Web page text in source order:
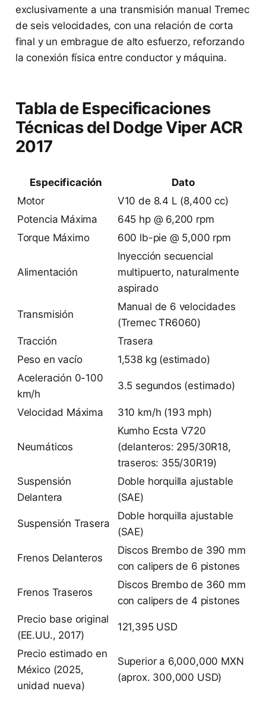
exclusivamente a una transmisión manual Tremec
de seis velocidades, con una relación de corta
final y un embrague de alto esfuerzo, reforzando
la conexión física entre conductor y máquina.
Tabla de Especificaciones
Técnicas del Dodge Viper ACR
2017
Especificación
Dato
Motor
V10 de 8.4 L (8,400 cc)
Potencia Máxima
645 hp @ 6,200 rpm
Torque Máximo
600 lb-pie @ 5,000 rpm
Alimentación
Inyección secuencial
multipuerto, naturalmente
aspirado
Transmisión
Manual de 6 velocidades
(Tremec TR6060)
Tracción
Trasera
Peso en vacío
1,538 kg (estimado)
Aceleración 0-100
km/h
3.5 segundos (estimado)
Velocidad Máxima 310 km/h (193 mph)
Neumáticos
Kumho Ecsta V720
(delanteros: 295/30R18,
traseros: 355/30R19)
Suspensión
Delantera
Doble horquilla ajustable
(SAE)
Suspensión Trasera
Doble horquilla ajustable
(SAE)
Frenos Delanteros
Discos Brembo de 390 mm
con calipers de 6 pistones
Frenos Traseros
Discos Brembo de 360 mm
con calipers de 4 pistones
Precio base original
(EE.UU., 2017)
121,395 USD
Precio estimado en
México (2025,
unidad nueva)
Superior a 6,000,000 MXN
(aprox. 300,000 USD)